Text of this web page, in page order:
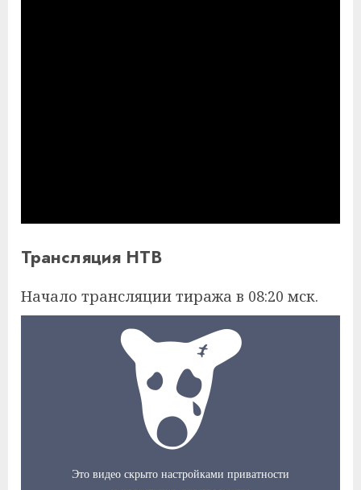
Трансляция НТВ
Начало трансляции тиража в 08:20 мск.